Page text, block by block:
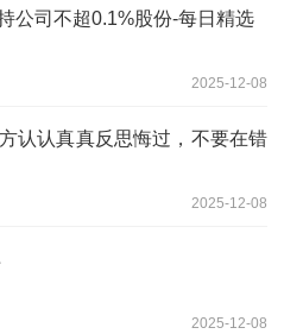
公司不超0.1%股份-每日精选
2025-12-08
认认真真反思悔过，不要在错
2025-12-08
2025-12-08